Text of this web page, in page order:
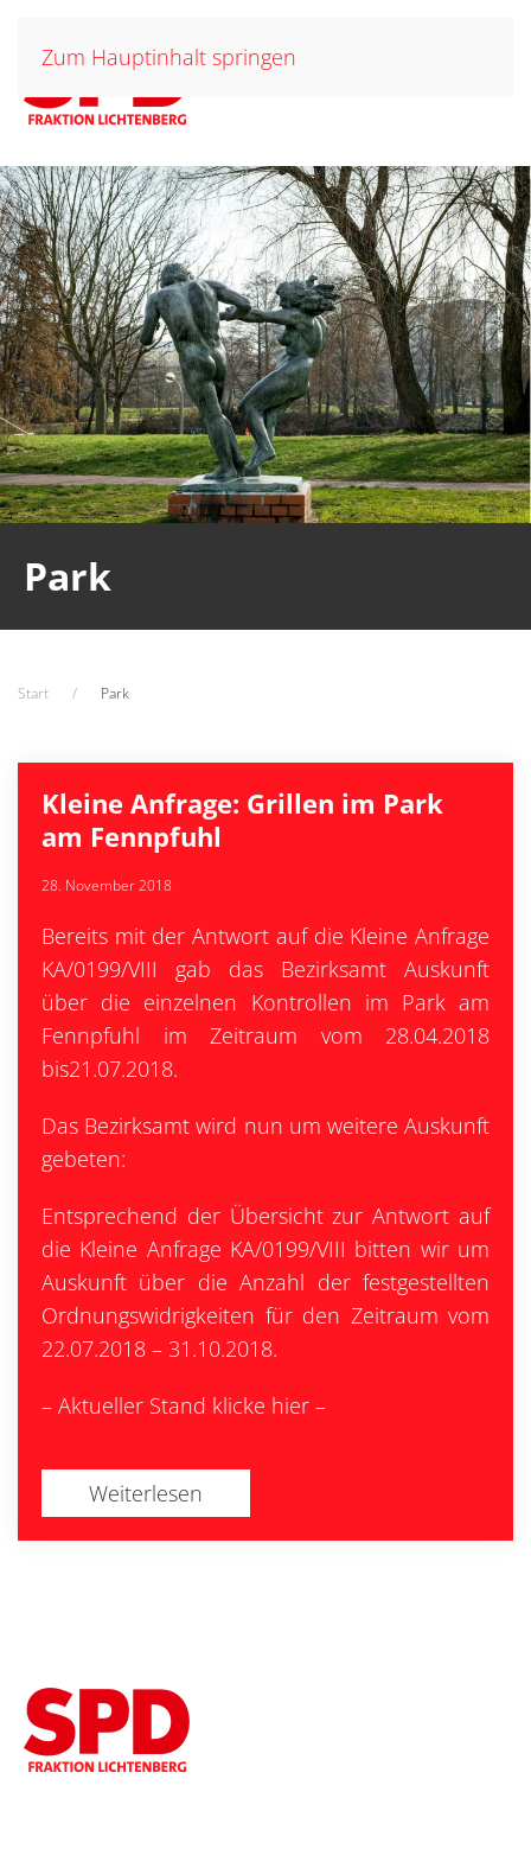
Zum Hauptinhalt springen
Park
Start Park
Kleine Anfrage: Grillen im Park
am Fennpfuhl
28. November 2018
Bereits mit der Antwort auf die Kleine Anfrage
KA/0199/VIII gab das Bezirksamt Auskunft
über die einzelnen Kontrollen im Park am
Fennpfuhl im Zeitraum vom 28.04.2018
bis21.07.2018.
Das Bezirksamt wird nun um weitere Auskunft
gebeten:
Entsprechend der Übersicht zur Antwort auf
die Kleine Anfrage KA/0199/VIII bitten wir um
Auskunft über die Anzahl der festgestellten
Ordnungswidrigkeiten für den Zeitraum vom
22.07.2018 – 31.10.2018.
– Aktueller Stand klicke hier –
Weiterlesen